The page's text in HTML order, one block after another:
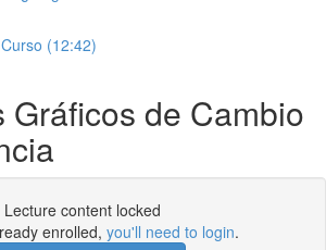
(12:42)
Gráficos de Cambio
Lecture content locked
enrolled, you'll need to login.